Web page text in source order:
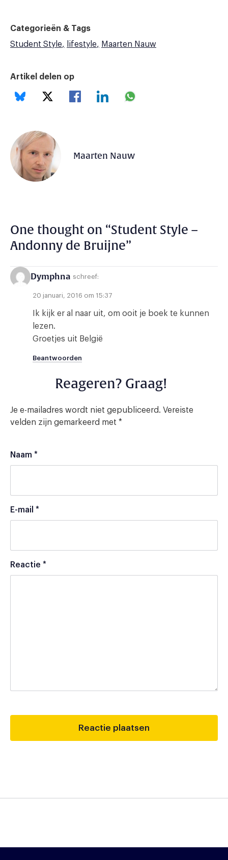
Categorieën & Tags
Student Style
lifestyle Maarten Nauw
Artikel delen op
Maarten Nauw
One thought on “Student Style –
Andonny de Bruijne”
Dymphna schreef:
20 januari, 2016 om 15:37
Ik kijk er al naar uit, om ooit je boek te kunnen
lezen.
Groetjes uit België
Beantwoorden
Reageren? Graag!
Je e-mailadres wordt niet gepubliceerd. Vereiste
velden zijn gemarkeerd met *
Naam *
E-mail *
Reactie *